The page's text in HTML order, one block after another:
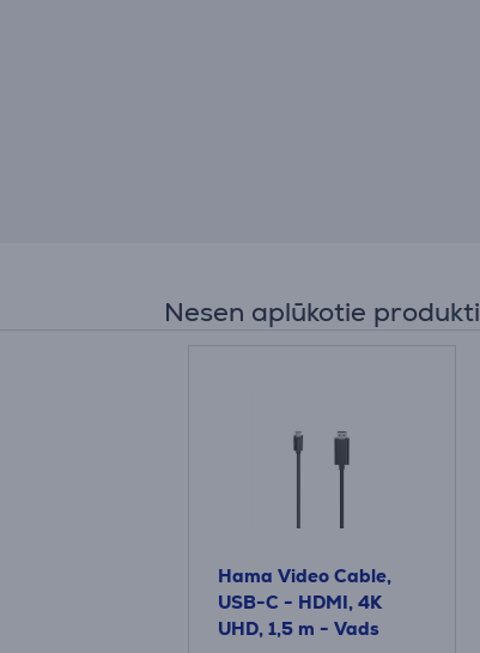
Nesen aplūkotie produkti
Hama Video Cable,
USB-C - HDMI, 4K
UHD, 1,5 m - Vads